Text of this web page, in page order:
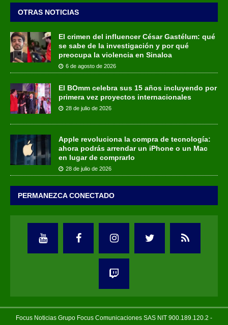
OTRAS NOTICIAS
El crimen del influencer César Gastélum: qué
se sabe de la investigación y por qué
preocupa la violencia en Sinaloa
6 de agosto de 2026
El BOmm celebra sus 15 años incluyendo por
primera vez proyectos internacionales
28 de julio de 2026
Apple revoluciona la compra de tecnología:
ahora podrás arrendar un iPhone o un Mac
en lugar de comprarlo
28 de julio de 2026
PERMANEZCA CONECTADO
Focus Noticias Grupo Focus Comunicaciones SAS NIT 900.189.120.2 -